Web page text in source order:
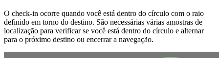
O check-in ocorre quando você está dentro do círculo com o raio
definido em torno do destino. São necessárias várias amostras de
localização para verificar se você está dentro do círculo e alternar
para o próximo destino ou encerrar a navegação.